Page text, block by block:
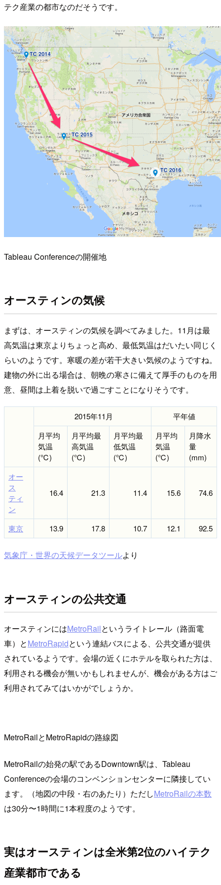
テク産業の都市なのだそうです。
Tableau Conferenceの開催地
オースティンの気候
まずは、オースティンの気候を調べてみました。11月は最
高気温は東京よりちょっと高め、最低気温はだいたい同じく
らいのようです。寒暖の差が若干大きい気候のようですね。
建物の外に出る場合は、朝晩の寒さに備えて厚手のものを用
意、昼間は上着を脱いで過ごすことになりそうです。
2015年11月
平年値
月平均
気温
(℃)
月平均最
高気温
(℃)
月平均最
低気温
(℃)
月平均
気温
(℃)
月降水
量
(mm)
オー
ス
ティ
ン
16.4 21.3 11.4 15.6 74.6
東京 13.9 17.8 10.7 12.1 92.5
気象庁・世界の天候データツールより
オースティンの公共交通
オースティンにはMetroRailというライトレール（路面電
車）とMetroRapidという連結バスによる、公共交通が提供
されているようです。会場の近くにホテルを取られた方は、
利用される機会が無いかもしれませんが、機会がある方はご
利用されてみてはいかがでしょうか。
MetroRailとMetroRapidの路線図
MetroRailの始発の駅であるDowntown駅は、Tableau
Conferenceの会場のコンベンションセンターに隣接してい
ます。（地図の中段・右のあたり）ただしMetroRailの本数
は30分〜1時間に1本程度のようです。
実はオースティンは全米第2位のハイテク
産業都市である